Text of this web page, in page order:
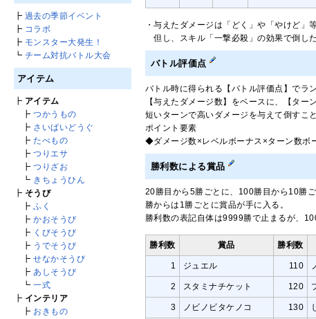
・与えたダメージは「どく」や「やけど」
但し、スキル「一撃必殺」の効果で倒し
バトル評価点
バトル時に得られる【バトル評価点】でラ
【与えたダメージ数】をベースに、【ター
短いターンで高いダメージを与えて倒すこ
ポイント要素
◆ダメージ数×レベルボーナス×ターン数ボ
勝利数による賞品
20勝目から5勝ごとに、100勝目から10勝
勝からは1勝ごとに賞品が手に入る。
勝利数の表記自体は9999勝で止まるが、
勝利数 賞品 勝利数
1 ジュエル 110
2 スタミナチケット 120
3 ノビノビタケノコ 130
┣ 過去の季節イベント
┣ コラボ
┣ モンスター大発生！
┗ チーム対抗バトル大会
アイテム
┣ アイテム
┣つかうもの
┣ さいばいどうぐ
┣たべもの
┣つりエサ
┣つりざお
┗ きちょうひん
┣ そうび
┣ふく
┣かおそうび
┣ くびそうび
┣ うでそうび
┣せなかそうび
┣あしそうび
┗一式
┣ インテリア
┣ おきもの